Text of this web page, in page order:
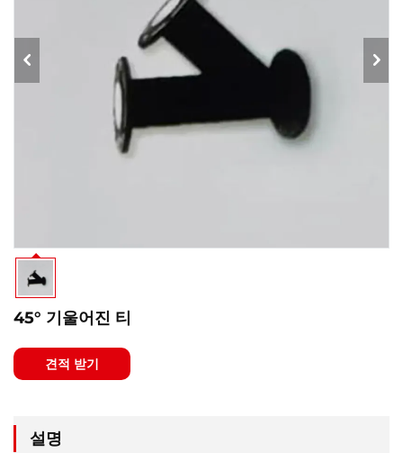
45° 기울어진 티
견적 받기
설명